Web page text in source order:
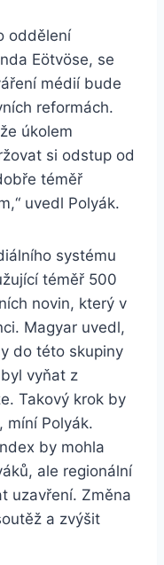
oddělení
Eötvöse, se
médií bude
reformách.
úkolem
si odstup od
téměř
uvedl Polyák.
systému
téměř 500
novin, který v
Magyar uvedl,
do této skupiny
vyňat z
Takový krok by
míní Polyák.
by mohla
ale regionální
uzavření. Změna
a zvýšit